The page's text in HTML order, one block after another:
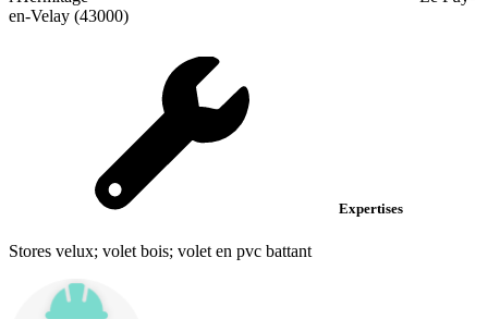
en-Velay (43000)
Expertises
Stores velux; volet bois; volet en pvc battant